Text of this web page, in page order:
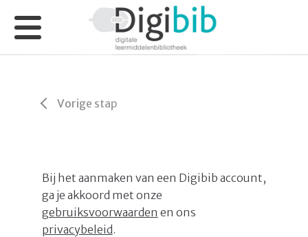
Vorige stap
Bij het aanmaken van een Digibib account,
ga je akkoord met onze
gebruiksvoorwaarden en ons
privacybeleid.